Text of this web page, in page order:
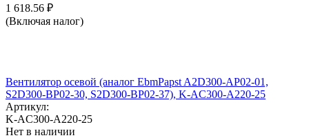
1 618.56 ₽
(Включая налог)
Вентилятор осевой (аналог EbmPapst A2D300-AP02-01,
S2D300-BP02-30, S2D300-BP02-37), K-AC300-A220-25
Артикул:
K-AC300-A220-25
Нет в наличии